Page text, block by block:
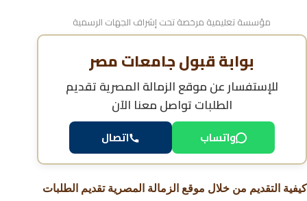
مؤسسة تعليمية مرخصة تحت إشراف الجهات الرسمية
بوابة قبول جامعات مصر
للإستفسار عنموقع الزمالة المصرية تقديم
الطلباتتواصل معنا الآن
واتساب اتصال
كيفية التقديم من خلال موقع الزمالة المصرية تقديم الطلبات